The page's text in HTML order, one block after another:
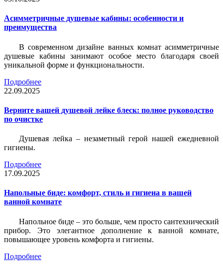
Асимметричные душевые кабины: особенности и
преимущества
В современном дизайне ванных комнат асимметричные
душевые кабины занимают особое место благодаря своей
уникальной форме и функциональности.
Подробнее
22.09.2025
Верните вашей душевой лейке блеск: полное руководство
по очистке
Душевая лейка – незаметный герой нашей ежедневной
гигиены.
Подробнее
17.09.2025
Напольные биде: комфорт, стиль и гигиена в вашей
ванной комнате
Напольное биде – это больше, чем просто сантехнический
прибор. Это элегантное дополнение к ванной комнате,
повышающее уровень комфорта и гигиены.
Подробнее